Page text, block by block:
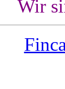
Wir